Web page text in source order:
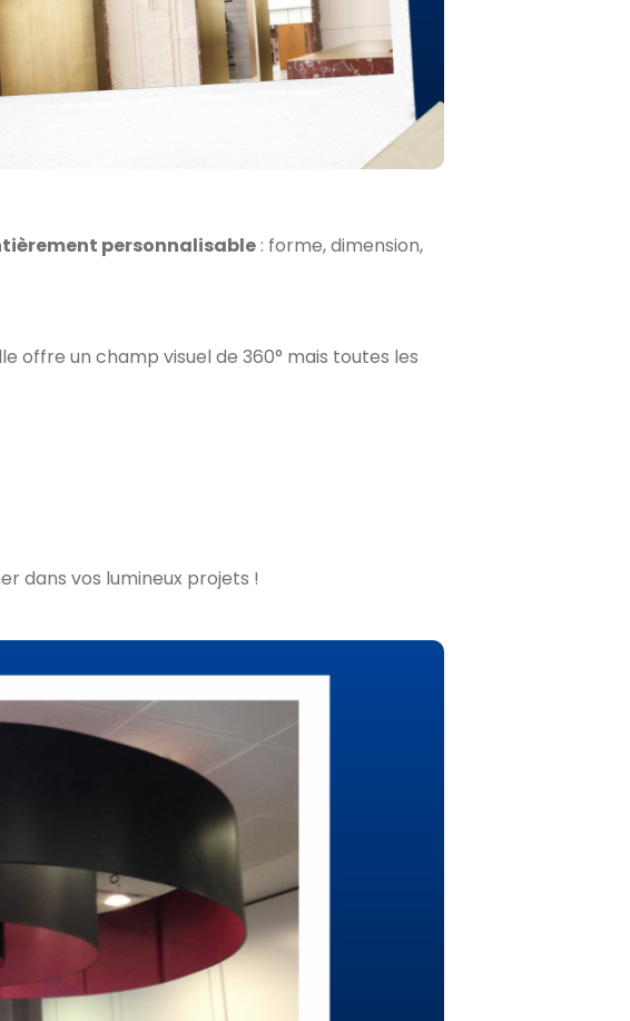
personnalisable : forme, dimension,
offre un champ visuel de 360° mais toutes les
dans vos lumineux projets !